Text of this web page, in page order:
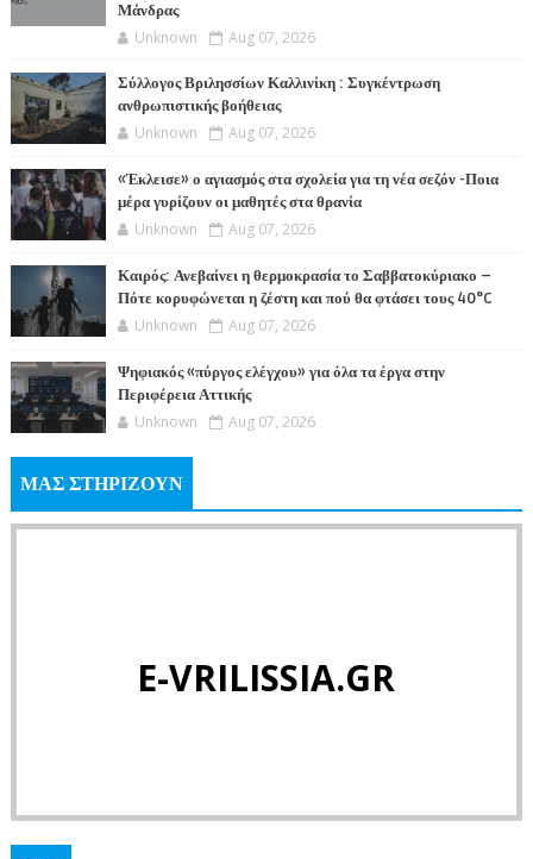
Μάνδρας
Unknown Aug 07, 2026
Σύλλογος Βριλησσίων Καλλινίκη : Συγκέντρωση
ανθρωπιστικής βοήθειας
Unknown Aug 07, 2026
«Έκλεισε» ο αγιασμός στα σχολεία για τη νέα σεζόν -Ποια
μέρα γυρίζουν οι μαθητές στα θρανία
Unknown Aug 07, 2026
Καιρός: Ανεβαίνει η θερμοκρασία το Σαββατοκύριακο –
Πότε κορυφώνεται η ζέστη και πού θα φτάσει τους 40°C
Unknown Aug 07, 2026
Ψηφιακός «πύργος ελέγχου» για όλα τα έργα στην
Περιφέρεια Αττικής
Unknown Aug 07, 2026
ΜΑΣ ΣΤΗΡΙΖΟΥΝ
E-VRILISSIA.GR